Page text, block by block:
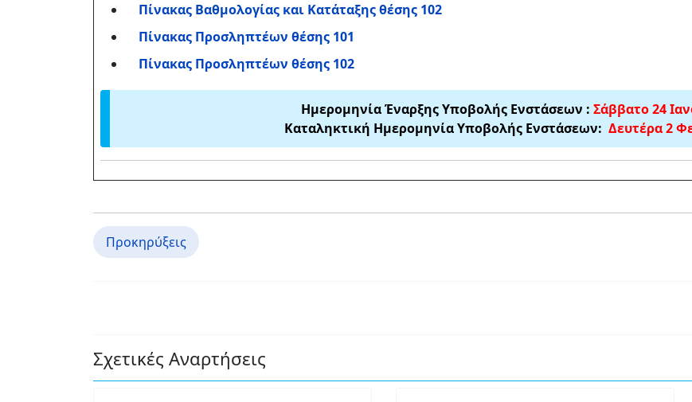
Πίνακας Βαθμολογίας και Κατάταξης θέσης 102
Πίνακας Προσληπτέων θέσης 101
Πίνακας Προσληπτέων θέσης 102
Ημερομηνία Έναρξης Υποβολής Ενστάσεων : Σάββατο 24
Καταληκτική Ημερομηνία Υποβολής Ενστάσεων: Δευτέρα 2
Προκηρύξεις
Σχετικές Αναρτήσεις